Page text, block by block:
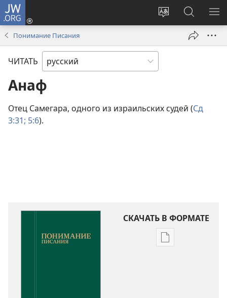
JW.ORG
Изменить
Войти
(открывается
окне)
Поиск
по
jw.org
Понимание Писания
ЧИТАТЬ
Анаф
Отец Самегара, одного из израильских судей (Сд
3:31; 5:6).
СКАЧАТЬ В ФОРМАТЕ
Варианты